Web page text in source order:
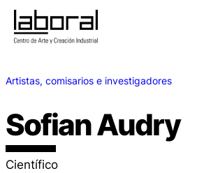
Artistas, comisarios e investigadores
Sofian Audry
Científico